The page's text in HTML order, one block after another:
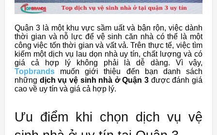
Quận 3 là một khu vực sầm uất và bận rộn, việc dành
thời gian và nỗ lực để vệ sinh căn nhà có thể là một
công việc tốn thời gian và vất vả. Trên thực tế, việc tìm
kiếm một dịch vụ lau dọn nhà uy tín, chất lượng và có
giá cả hợp lý không phải là dễ dàng. Vì vậy,
Topbrands muốn giới thiệu đến bạn danh sách
những dịch vụ vệ sinh nhà ở Quận 3 được đánh giá
cao về uy tín và giá cả hợp lý.
Ưu điểm khi chọn dịch vụ vệ